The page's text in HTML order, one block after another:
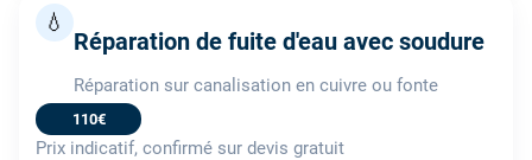
💧
Réparation de fuite d'eau avec soudure
Réparation sur canalisation en cuivre ou fonte
110€
Prix indicatif, confirmé sur devis gratuit